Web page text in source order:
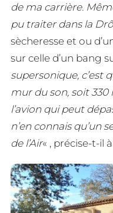
de ma carrière.
pu traiter dans la
sècheresse et ou
sur celle d’un bang
supersonique, c’est
mur du son, soit
l’avion qui peut
n’en connais qu’un
de l’Air« , précise-t-il